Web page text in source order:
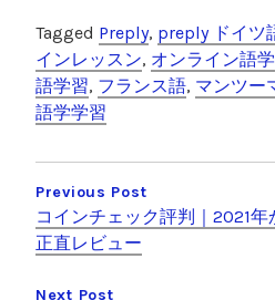
c
e
b
o
o
k
tt
er
e
c
k
et
Tagged Preply, preply ドイツ
インレッスン, オンライン語学
語学習, フランス語, マンツー
語学学習
投
稿
ナ
Previous Post
コインチェック評判｜2021
正直レビュー
Next Post